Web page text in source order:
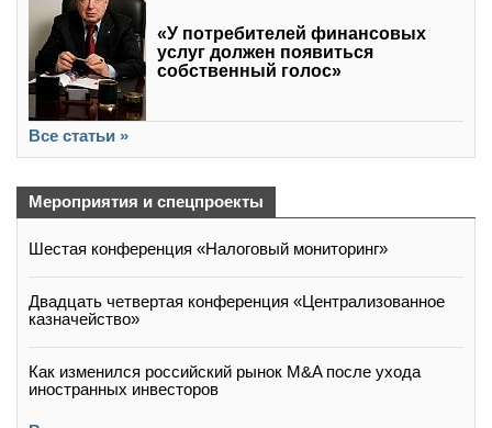
«У потребителей финансовых
услуг должен появиться
собственный голос»
Все статьи »
Мероприятия и спецпроекты
Шестая конференция «Налоговый мониторинг»
Двадцать четвертая конференция «Централизованное
казначейство»
Как изменился российский рынок M&A после ухода
иностранных инвесторов